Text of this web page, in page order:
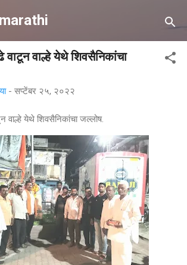
मुख्य सामग्रीवर वगळा
वाल्हे येथे शिवसैनिकांचा
- सप्टेंबर २५, २०२२
येथे शिवसैनिकांचा जल्लोष.